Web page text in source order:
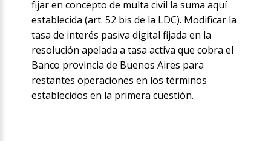
fijar en concepto de multa civil la suma aquí
establecida (art. 52 bis de la LDC). Modificar la
tasa de interés pasiva digital fijada en la
resolución apelada a tasa activa que cobra el
Banco provincia de Buenos Aires para
restantes operaciones en los términos
establecidos en la primera cuestión.